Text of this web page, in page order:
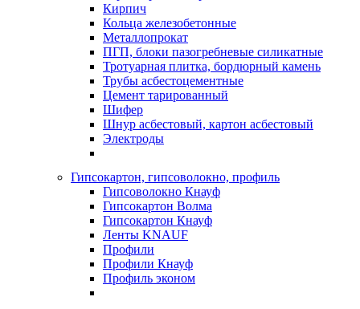
Кирпич
Кольца железобетонные
Металлопрокат
ПГП, блоки пазогребневые силикатные
Тротуарная плитка, бордюрный камень
Трубы асбестоцементные
Цемент тарированный
Шифер
Шнур асбестовый, картон асбестовый
Электроды
Гипсокартон, гипсоволокно, профиль
Гипсоволокно Кнауф
Гипсокартон Волма
Гипсокартон Кнауф
Ленты KNAUF
Профили
Профили Кнауф
Профиль эконом